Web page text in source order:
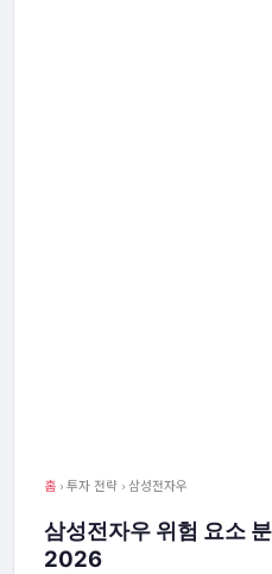
홈› 투자 전략 › 삼성전자우
삼성전자우 위험 요소
2026